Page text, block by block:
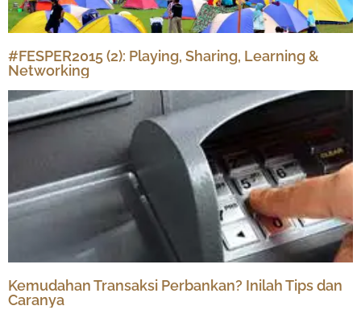
#FESPER2015 (2): Playing, Sharing, Learning &
Networking
Kemudahan Transaksi Perbankan? Inilah Tips dan
Caranya